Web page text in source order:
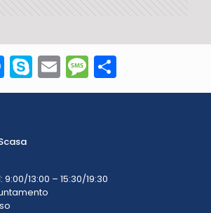
Messenger
Skype
EmailMessage
13:00 – 15:30/19:30